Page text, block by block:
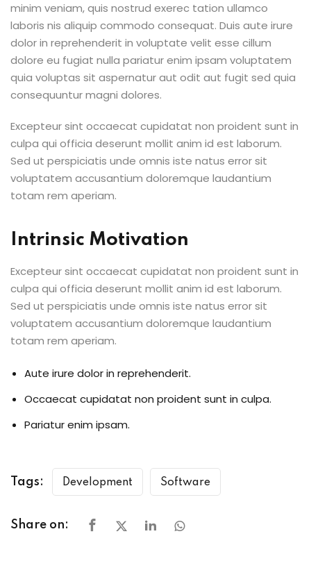
minim veniam, quis nostrud exerec tation ullamco
laboris nis aliquip commodo consequat. Duis aute irure
dolor in reprehenderit in voluptate velit esse cillum
dolore eu fugiat nulla pariatur enim ipsam voluptatem
quia voluptas sit aspernatur aut odit aut fugit sed quia
consequuntur magni dolores.
Excepteur sint occaecat cupidatat non proident sunt in
culpa qui officia deserunt mollit anim id est laborum.
Sed ut perspiciatis unde omnis iste natus error sit
voluptatem accusantium doloremque laudantium
totam rem aperiam.
Intrinsic Motivation
Excepteur sint occaecat cupidatat non proident sunt in
culpa qui officia deserunt mollit anim id est laborum.
Sed ut perspiciatis unde omnis iste natus error sit
voluptatem accusantium doloremque laudantium
totam rem aperiam.
Aute irure dolor in reprehenderit.
Occaecat cupidatat non proident sunt in culpa.
Pariatur enim ipsam.
Tags: Development Software
Share on: